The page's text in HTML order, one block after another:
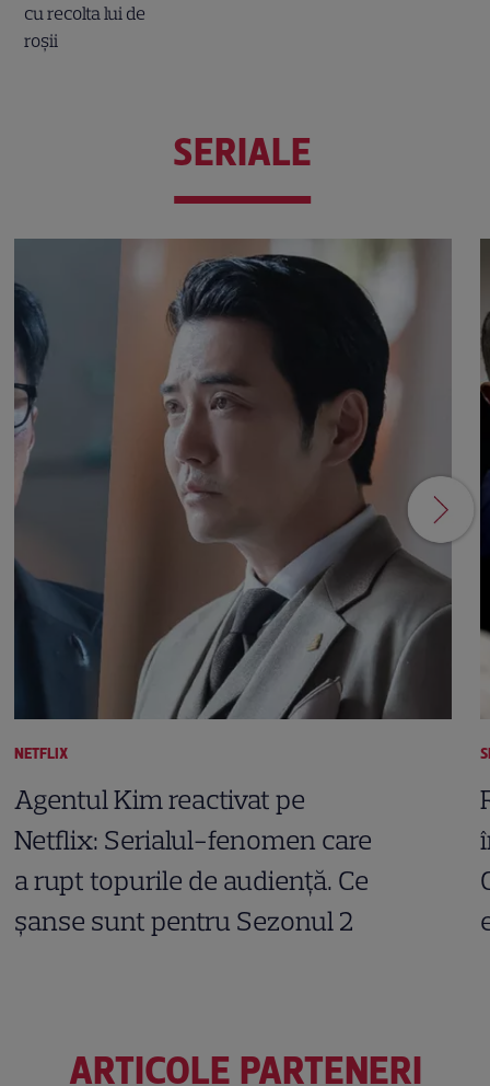
SERIALE
NETFLIX
Agentul Kim reactivat pe
Netflix: Serialul-fenomen care
a rupt topurile de audiență. Ce
șanse sunt pentru Sezonul 2
ARTICOLE PARTENERI